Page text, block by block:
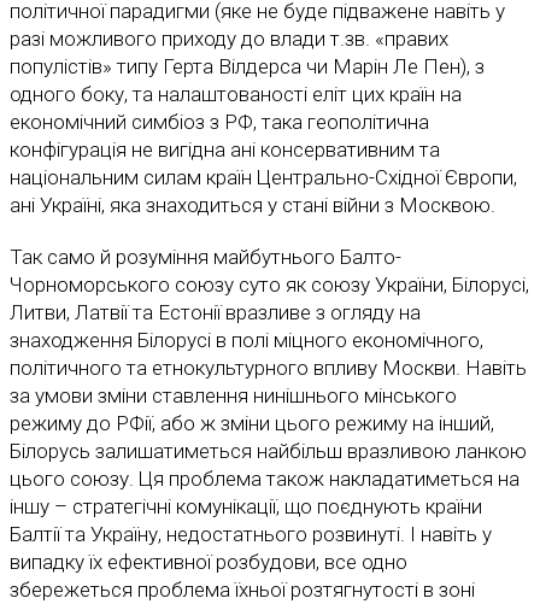
політичної парадигми (яке не буде підважене навіть у
разі можливого приходу до влади т.зв. «правих
популістів» типу Герта Вілдерса чи Марін Ле Пен), з
одного боку, та налаштованості еліт цих країн на
економічний симбіоз з РФ, така геополітична
конфігурація не вигідна ані консервативним та
національним силам країн Центрально-Східної Європи,
ані Україні, яка знаходиться у стані війни з Москвою.
Так само й розуміння майбутнього Балто-
Чорноморського союзу суто як союзу України, Білорусі,
Литви, Латвії та Естонії вразливе з огляду на
знаходження Білорусі в полі міцного економічного,
політичного та етнокультурного впливу Москви. Навіть
за умови зміни ставлення нинішнього мінського
режиму до РФії, або ж зміни цього режиму на інший,
Білорусь залишатиметься найбільш вразливою ланкою
цього союзу. Ця проблема також накладатиметься на
іншу – стратегічні комунікації, що поєднують країни
Балтії та Україну, недостатнього розвинуті. І навіть у
випадку їх ефективної розбудови, все одно
збережеться проблема їхньої розтягнутості в зоні